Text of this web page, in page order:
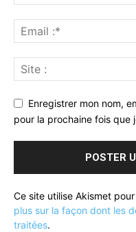
Enregistrer mon nom,
pour la prochaine fois que
Ce site utilise Akismet
plus sur la façon dont les
traitées.